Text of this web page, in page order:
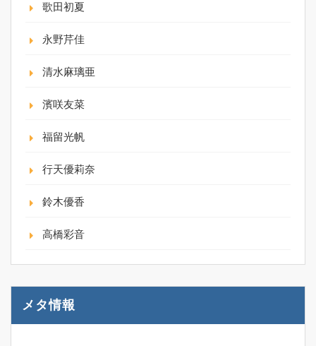
歌田初夏
永野芹佳
清水麻璃亜
濱咲友菜
福留光帆
行天優莉奈
鈴木優香
高橋彩音
メタ情報